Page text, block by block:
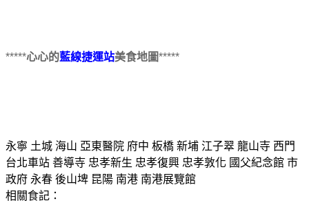
*****心心的藍線捷運站美食地圖*****
永寧 土城 海山 亞東醫院 府中 板橋 新埔 江子翠 龍山寺 西門
台北車站 善導寺 忠孝新生 忠孝復興 忠孝敦化 國父紀念館 市
政府 永春 後山埤 昆陽 南港 南港展覽館
相關食記：